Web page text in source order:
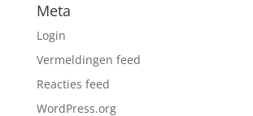
Meta
Login
Vermeldingen feed
Reacties feed
WordPress.org